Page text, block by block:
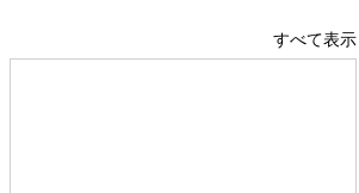
すべて表示